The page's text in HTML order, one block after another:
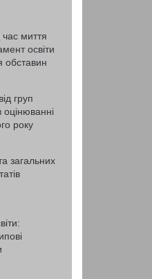
час миття
освіти
обставин
груп
оцінюванні
року
загальних